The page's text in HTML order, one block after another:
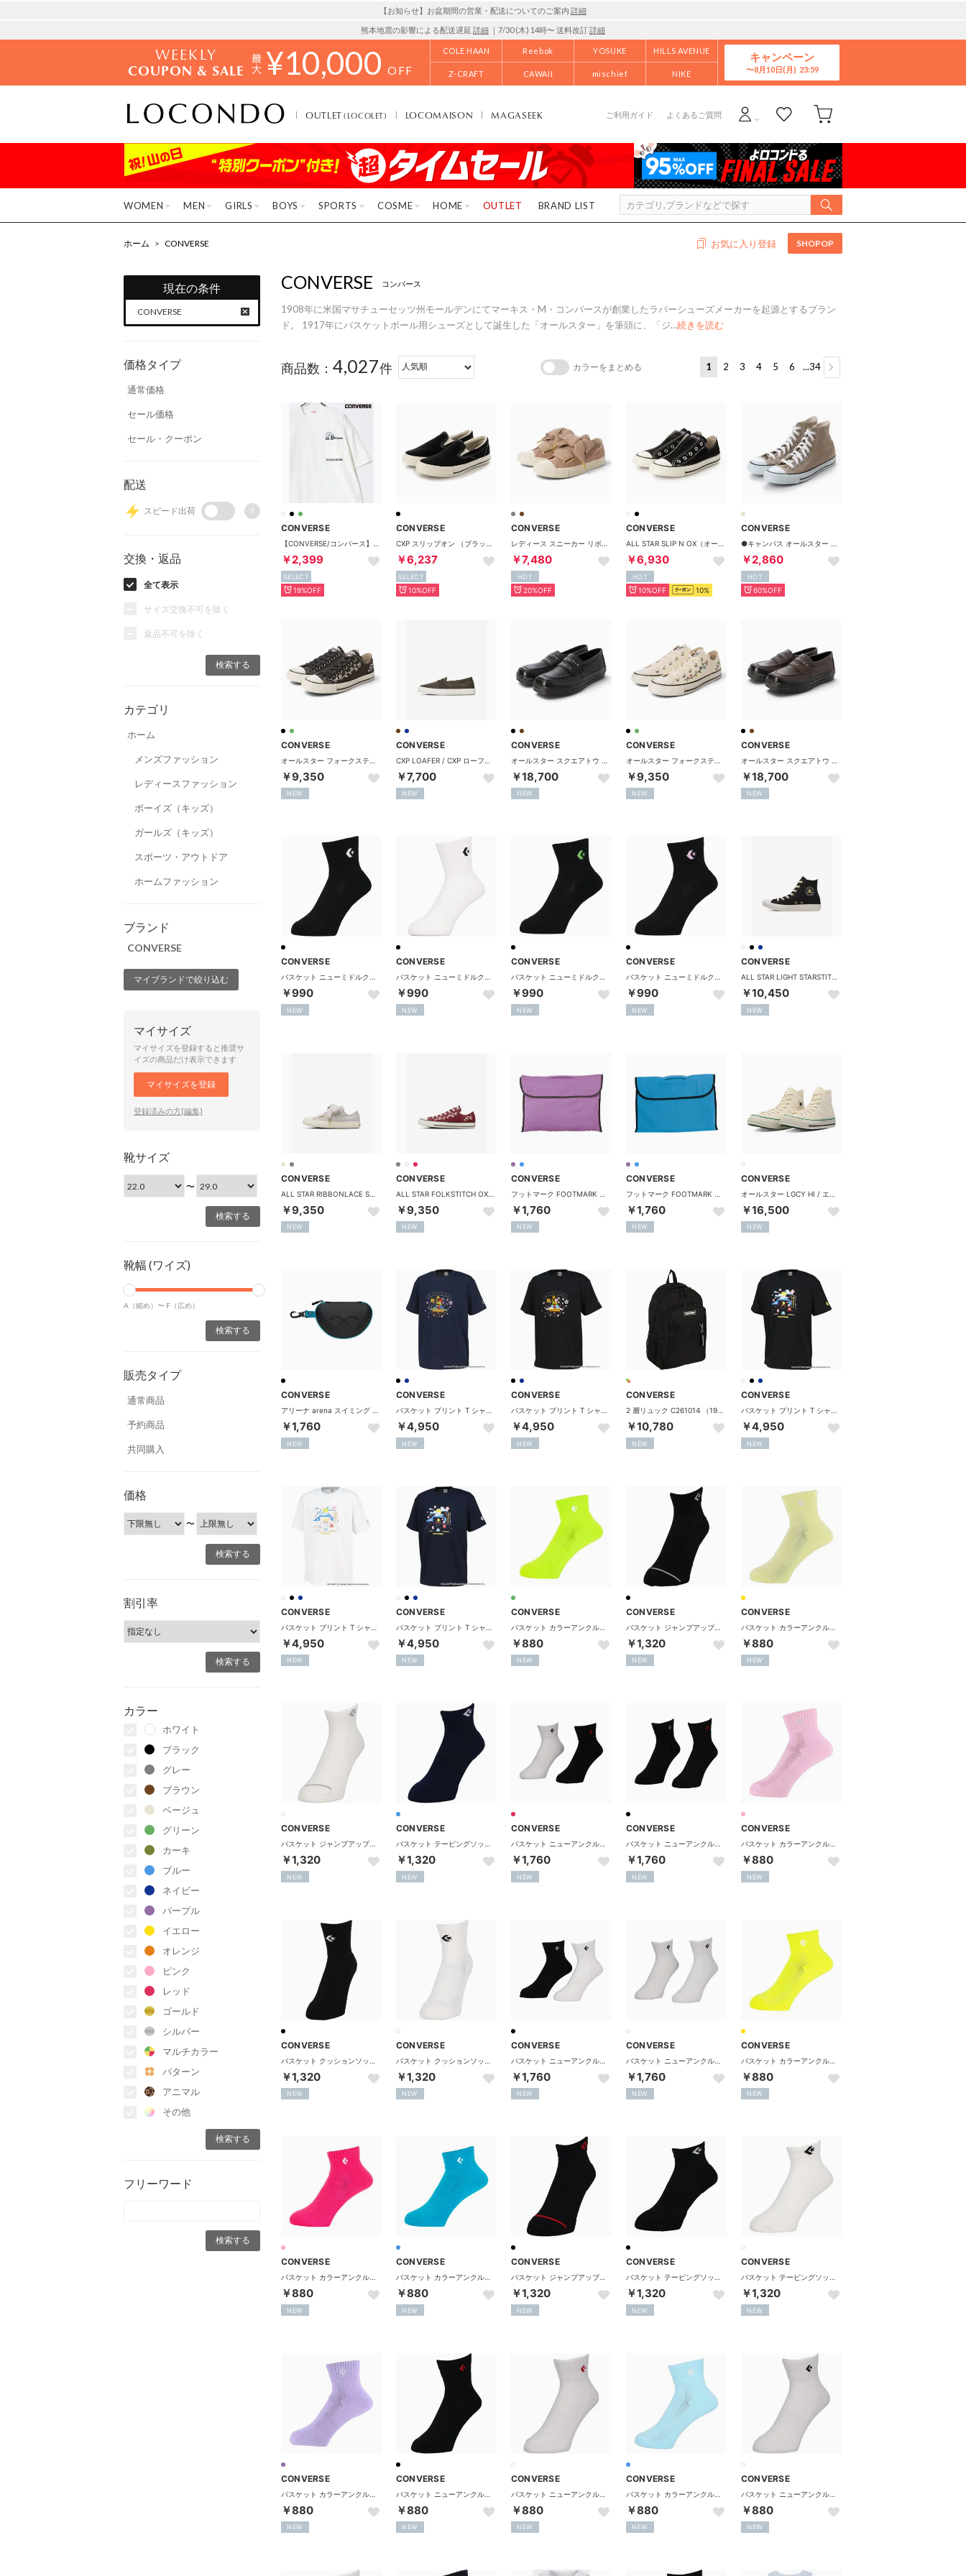
【お知らせ】お盆期間の営業・配送についてのご案内 詳細
熊本地震の影響による配送遅延 詳細 ｜7/30 (木) 14時〜 送料改訂詳細
WEEKLY
COUPON & SALE ¥10,000 OFF
COLE HAAN Reebok YOSUKE HILLS AVENUE
Z-CRAFT CAWAII mischief NIKE
キャンペーン
8月10日(月)
OUTLET(LOCOLET) LOCOMAISON MAGASEEK ご利用ガイド よくあるご質問
WOMEN MEN GIRLS BOYS SPORTS COSME HOME OUTLET BRAND LIST
ホーム > CONVERSE お気に入り登録 SHOPOP
現在の条件
CONVERSE
価格タイプ
通常価格
セール価格
セール・クーポン
配送
スピード出荷 ?
交換・返品
全て表示
サイズ交換不可を除く
返品不可を除く
カテゴリ
ホーム
メンズファッション
レディースファッション
ボーイズ（キッズ）
ガールズ（キッズ）
スポーツ・アウトドア
ホームファッション
ブランド
CONVERSE
マイブランドで絞り込む
マイサイズ
マイサイズを登録すると推奨サ
イズの商品だけ表示できます
マイサイズを登録
登録済みの方(編集)
靴サイズ
〜
靴幅 (ワイズ)
A（細め）〜 F（広め）
販売タイプ
通常商品
予約商品
共同購入
価格
〜
割引率
カラー
ホワイト
ブラック
グレー
ブラウン
ベージュ
グリーン
カーキ
ブルー
ネイビー
パープル
イエロー
オレンジ
ピンク
レッド
ゴールド
シルバー
マルチカラー
パターン
アニマル
その他
フリーワード
CONVERSE コンバース
1908年に米国マサチューセッツ州モールデンにてマーキス・M・コンバースが創業したラバーシューズメーカーを起源とするブラン
ド。 1917年にバスケットボール用シューズとして誕生した「オールスター」を筆頭に、「ジ…続きを読む
商品数： 4,027件 カラーをまとめる 1 2 3 4 5 6 ...34
CONVERSE
￥2,399
SELECT
19%OFF
CONVERSE
￥6,237
SELECT
10%OFF
CONVERSE
￥7,480
HOT
20%OFF
CONVERSE
￥6,930
HOT
10%OFF 10%
CONVERSE
￥2,860
HOT
60%OFF
CONVERSE
￥9,350
NEW
CONVERSE
￥7,700
NEW
CONVERSE
￥18,700
NEW
CONVERSE
￥9,350
NEW
CONVERSE
￥18,700
NEW
CONVERSE
￥990
NEW
CONVERSE
￥990
NEW
CONVERSE
￥990
NEW
CONVERSE
￥990
NEW
CONVERSE
￥10,450
NEW
CONVERSE
￥9,350
NEW
CONVERSE
￥9,350
NEW
CONVERSE
￥1,760
NEW
CONVERSE
￥1,760
NEW
CONVERSE
￥16,500
NEW
CONVERSE
￥1,760
NEW
CONVERSE
￥4,950
NEW
CONVERSE
￥4,950
NEW
CONVERSE
￥10,780
NEW
CONVERSE
￥4,950
NEW
CONVERSE
￥4,950
NEW
CONVERSE
￥4,950
NEW
CONVERSE
￥880
NEW
CONVERSE
バスケット ジャンプアップソックス 靴下 くつ下 ソックス ショ （ブラック/グレーモク）
￥1,320
NEW
CONVERSE
￥880
NEW
CONVERSE
バスケット ジャンプアップソックス 靴下 くつ下 ソックス ショ （ホワイト/グレー）
￥1,320
NEW
CONVERSE
￥1,320
NEW
CONVERSE
￥1,760
NEW
CONVERSE
￥1,760
NEW
CONVERSE
￥880
NEW
CONVERSE
￥1,320
NEW
CONVERSE
￥1,320
NEW
CONVERSE
￥1,760
NEW
CONVERSE
￥1,760
NEW
CONVERSE
￥880
NEW
CONVERSE
￥880
NEW
CONVERSE
￥880
NEW
CONVERSE
バスケット ジャンプアップソックス 靴下 くつ下 ソックス ショ （ブラック/レッド）
￥1,320
NEW
CONVERSE
￥1,320
NEW
CONVERSE
￥1,320
NEW
CONVERSE
￥880
NEW
CONVERSE
￥880
NEW
CONVERSE
￥880
NEW
CONVERSE
￥880
NEW
CONVERSE
￥880
NEW